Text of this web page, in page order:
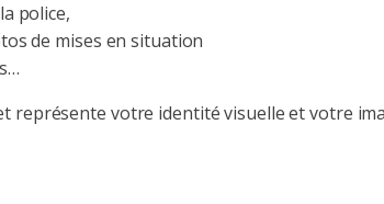
police,
de mises en situation
représente votre identité visuelle et votre